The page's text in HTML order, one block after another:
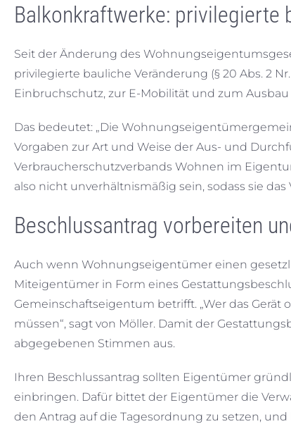
Balkonkraftwerke: privilegierte
Seit der Änderung des
privilegierte bauliche Veränderung (§ 20 Abs. 2
Einbruchschutz, zur E-Mobilität und zum
Das bedeutet: „Die
Vorgaben zur Art und Weise der Aus- und
Verbraucherschutzverbands Wohnen im
also nicht unverhältnismäßig sein, sodass sie
Beschlussantrag vorbereiten
Auch wenn Wohnungseigentümer einen
Miteigentümer in Form eines
Gemeinschaftseigentum betrifft. „Wer das Gerät
müssen“, sagt von Möller. Damit der
abgegebenen Stimmen aus.
Ihren Beschlussantrag sollten Eigentümer
einbringen. Dafür bittet der Eigentümer die
den Antrag auf die Tagesordnung zu setzen,